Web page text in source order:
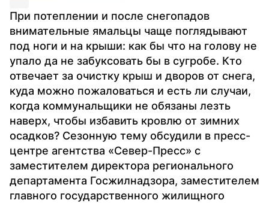
При потеплении и после снегопадов
внимательные ямальцы чаще поглядывают
под ноги и на крыши: как бы что на голову не
упало да не забуксовать бы в сугробе. Кто
отвечает за очистку крыш и дворов от снега,
куда можно пожаловаться и есть ли случаи,
когда коммунальщики не обязаны лезть
наверх, чтобы избавить кровлю от зимних
осадков? Сезонную тему обсудили в пресс-
центре агентства «Север-Пресс» с
заместителем директора регионального
департамента Госжилнадзора, заместителем
главного государственного жилищного